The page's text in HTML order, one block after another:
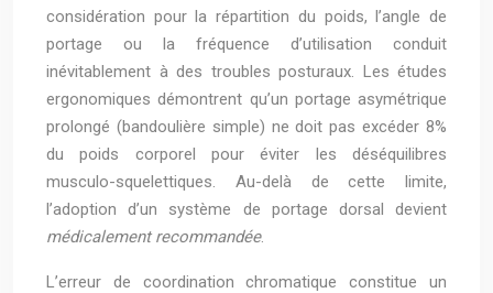
considération pour la répartition du poids, l’angle de
portage ou la fréquence d’utilisation conduit
inévitablement à des troubles posturaux. Les études
ergonomiques démontrent qu’un portage asymétrique
prolongé (bandoulière simple) ne doit pas excéder 8%
du poids corporel pour éviter les déséquilibres
musculo-squelettiques. Au-delà de cette limite,
l’adoption d’un système de portage dorsal devient
médicalement recommandée.
L’erreur de coordination chromatique constitue un